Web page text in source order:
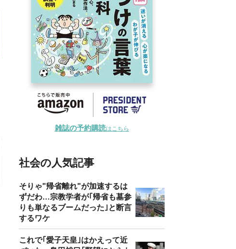
雑誌の予約購読はこちら
社会の人気記事
そりゃ"帰省離れ"が加速するは
ずだわ…宗教学者が｢帰省も墓参
りも単なるブームだった｣と断言
するワケ
これで｢愛子天皇｣はかえって近